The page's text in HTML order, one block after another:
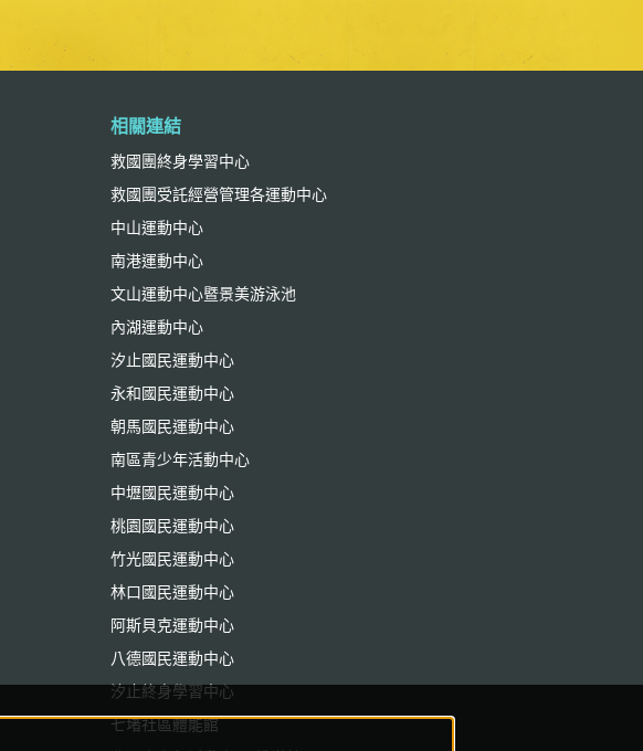
相關連結
救國團終身學習中心
救國團受託經營管理各運動中心
中山運動中心
南港運動中心
文山運動中心暨景美游泳池
內湖運動中心
汐止國民運動中心
永和國民運動中心
朝馬國民運動中心
南區青少年活動中心
中壢國民運動中心
桃園國民運動中心
竹光國民運動中心
林口國民運動中心
阿斯貝克運動中心
八德國民運動中心
汐止終身學習中心
七堵社區體能館